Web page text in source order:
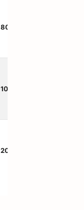
800kg
1000kg
2000kg